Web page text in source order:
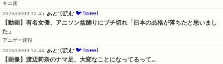
キニ速
2026/08/09 12:45
あとで読む 🐦Tweet
【動画】有名女優、アニソン盆踊りにブチ切れ「日本の品格が落ちたと思いまし
た」
アニゲー速報
2026/08/09 12:44 あとで読む 🐦Tweet
【画像】渡辺莉奈のナマ足、大変なことになってるって...